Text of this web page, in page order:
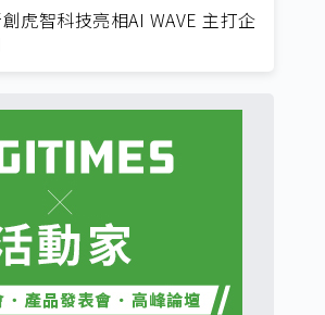
虎智科技亮相AI WAVE 主打企